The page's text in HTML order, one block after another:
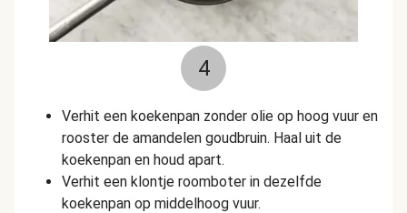
4
Verhit een koekenpan zonder olie op hoog vuur en
rooster de amandelen goudbruin. Haal uit de
koekenpan en houd apart.
Verhit een klontje roomboter in dezelfde
koekenpan op middelhoog vuur.